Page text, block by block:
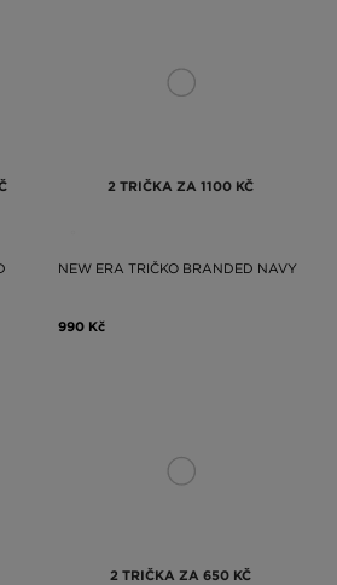
2 TRIČKA ZA 1100 KČ
NEW ERA TRIČKO BRANDED NAVY
990 Kč
2 TRIČKA ZA 650 KČ